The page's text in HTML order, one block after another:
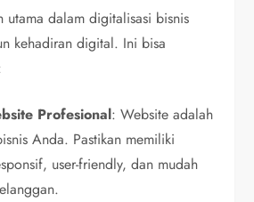
utama dalam digitalisasi bisnis
kehadiran digital. Ini bisa
Profesional: Website adalah
Anda. Pastikan memiliki
user-friendly, dan mudah